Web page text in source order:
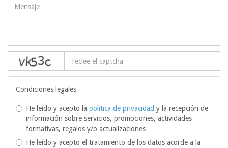
Condiciones legales
He leído y acepto la política de privacidad y la recepción de
información sobre servicios, promociones, actividades
formativas, regalos y/o actualizaciones
He leído y acepto el tratamiento de los datos acorde a la